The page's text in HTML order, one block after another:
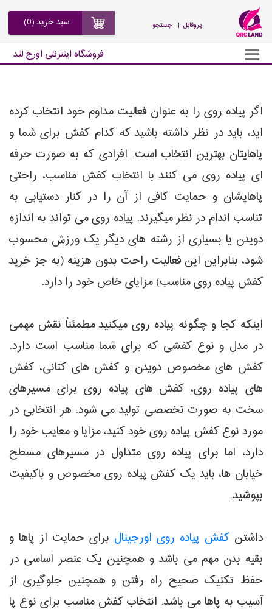
جستجو | پروفایل
فروشگاه اینترنتی اورج لند
سبد خرید (0)
اگر پیاده روی را به عنوان فعالیت مداوم خود انتخاب کرده
اید، باید در نظر داشته باشید که کدام کفش برای شما و
پاهایتان بهترین انتخاب است. افرادی که به صورت حرفه
ای پیاده روی می کنند با انتخاب کفش مناسب، راحتی
پاهایشان و حمایت کافی از آن را در کنار دستیابی به
تناسب اندام در نظر میگیرند. پیاده روی می تواند به اندازه
دویدن یا بسیاری از رشته های دیگر یک ورزش محسوب
شود، بنابراین این فعالیت راحت بدون هزینه (به جز خرید
کفش پیاده روی مناسب) مزایای خاص خود را دارد.
اینکه کجا و چگونه پیاده روی میکنید مطمئناً نقش مهمی
در مدل و نوع کفشی که برای شما مناسب است دارد.
کفش های مخصوص دویدن و کفش های کتانی، کفش
های پیاده روی، کفش های پیاده روی برای مسیرهای
سخت به صورت تخصصی تولید می شود. هر انتخابی در
مورد نوع کفش پیاده روی خود کنید، مزایا و معایب خود را
دارد، اما برای پیاده روی متداول در مسیرهای مسطح
خیابان ها، باید یک کفش پیاده روی مخصوص و باکیفیت
بپوشید.
داشتن کفش پیاده روی اورجینال برای حمایت از پاها و
بقیه بدن مهم می باشد و همچنین یک عنصر اساسی در
حفظ تکنیک صحیح راه رفتن و همچنین جلوگیری از
آسیب به پاها می باشد. انتخاب کفش مناسب برای نوع پا